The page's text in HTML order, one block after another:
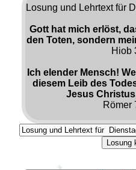
Losung und Lehrtext für
Gott hat mich erlöst,
den Toten, sondern
Hiob
Ich elender Mensch!
diesem Leib des
Jesus
Römer
Losung